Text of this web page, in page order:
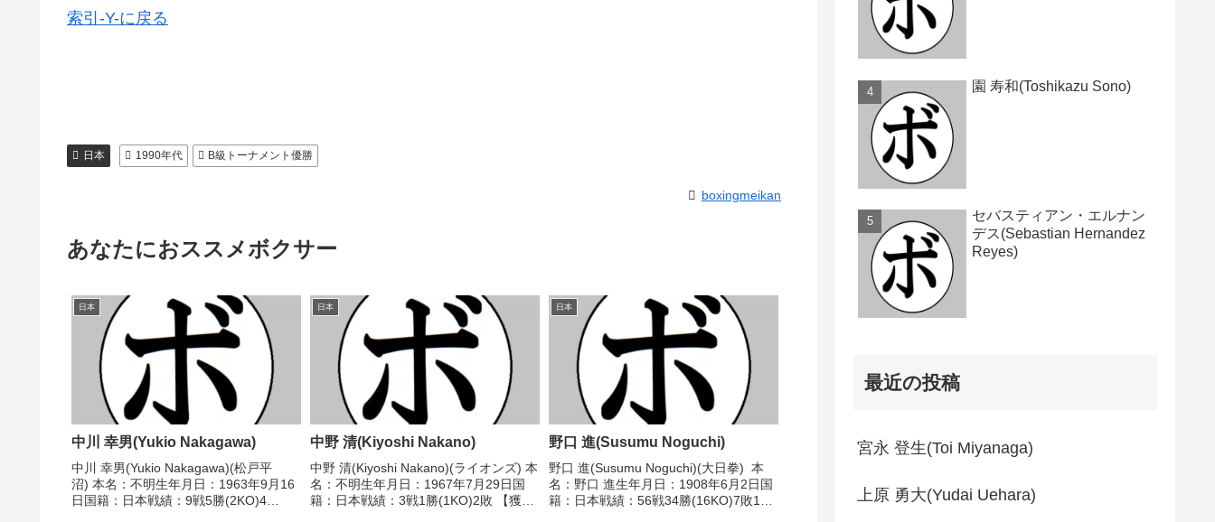
索引-Y-に戻る
日本 1990年代 B級トーナメント優勝
boxingmeikan
あなたにおススメボクサー
日本
中川 幸男(Yukio Nakagawa)
中川 幸男(Yukio Nakagawa)(松戸平
沼) 本名：不明生年月日：1963年9月16
日国籍：日本戦績：9戦5勝(2KO)4
日本
中野 清(Kiyoshi Nakano)
中野 清(Kiyoshi Nakano)(ライオンズ) 本
名：不明生年月日：1967年7月29日国
籍：日本戦績：3戦1勝(1KO)2敗 【獲得
日本
野口 進(Susumu Noguchi)
野口 進(Susumu Noguchi)(大日拳) 本
名：野口 進生年月日：1908年6月2日国
籍：日本戦績：56戦34勝(16KO)7敗15
園 寿和(Toshikazu Sono)
セバスティアン・エルナン
デス(Sebastian Hernandez
Reyes)
最近の投稿
宮永 登生(Toi Miyanaga)
上原 勇大(Yudai Uehara)